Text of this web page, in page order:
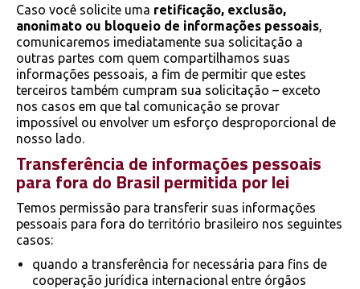
Caso você solicite uma retificação, exclusão,
anonimato ou bloqueio de informações pessoais,
comunicaremos imediatamente sua solicitação a
outras partes com quem compartilhamos suas
informações pessoais, a fim de permitir que estes
terceiros também cumpram sua solicitação – exceto
nos casos em que tal comunicação se provar
impossível ou envolver um esforço desproporcional de
nosso lado.
Transferência de informações pessoais
para fora do Brasil permitida por lei
Temos permissão para transferir suas informações
pessoais para fora do território brasileiro nos seguintes
casos:
quando a transferência for necessária para fins de
cooperação jurídica internacional entre órgãos